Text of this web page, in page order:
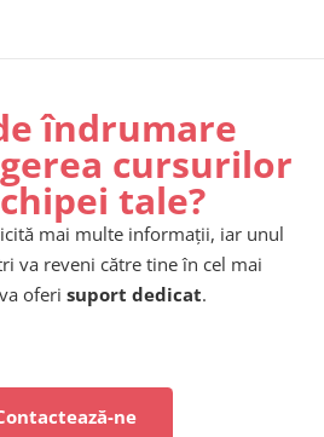
îndrumare
cursurilor
tale?
mai multe informații, iar unul
va reveni către tine în cel mai
oferi suport dedicat.
ne